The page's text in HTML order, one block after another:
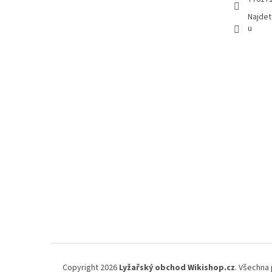
u
Copyright 2026 Lyžařský obchod Wikishop.cz.